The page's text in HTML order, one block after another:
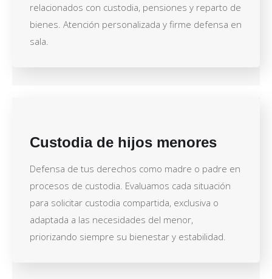
relacionados con custodia, pensiones y reparto de
bienes. Atención personalizada y firme defensa en
sala.
Custodia de hijos menores
Defensa de tus derechos como madre o padre en
procesos de custodia. Evaluamos cada situación
para solicitar custodia compartida, exclusiva o
adaptada a las necesidades del menor,
priorizando siempre su bienestar y estabilidad.